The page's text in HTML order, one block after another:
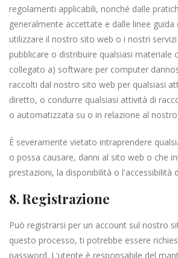
regolamenti applicabili, nonché dalle
generalmente accettate e dalle linee
utilizzare il nostro sito web o i nostri
pubblicare o distribuire qualsiasi materiale
collegato a) software per computer
raccolti dal nostro sito web per qualsiasi
diretto, o condurre qualsiasi attività di
o automatizzata su o in relazione al
È severamente vietato intraprendere
o possa causare, danni al sito web o che
prestazioni, la disponibilità o l'accessibilità
8. Registrazione
Può registrarsi per un account sul nostro
questo processo, ti potrebbe essere
password. L'utente è responsabile del